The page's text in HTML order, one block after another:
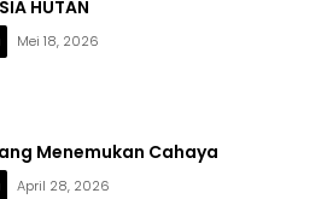
HUTAN
Mei 18, 2026
Menemukan Cahaya
April 28, 2026